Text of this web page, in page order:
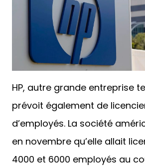
HP, autre grande entreprise
prévoit également de
d’employés. La société
en novembre qu’elle allait
4000 et 6000 employés au